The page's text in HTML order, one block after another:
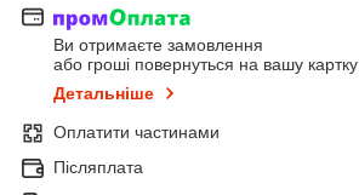
Ви отримаєте замовлення
або гроші повернуться на вашу картку
Детальніше
Оплатити частинами
Післяплата